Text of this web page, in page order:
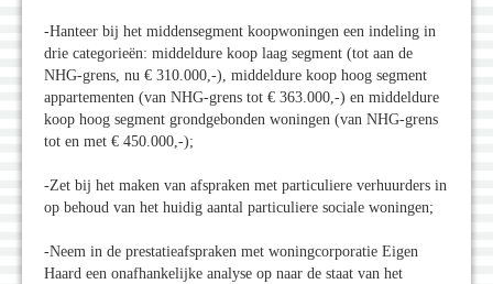
-Hanteer bij het middensegment koopwoningen een indeling in
drie categorieën: middeldure koop laag segment (tot aan de
NHG-grens, nu € 310.000,-), middeldure koop hoog segment
appartementen (van NHG-grens tot € 363.000,-) en middeldure
koop hoog segment grondgebonden woningen (van NHG-grens
tot en met € 450.000,-);
-Zet bij het maken van afspraken met particuliere verhuurders in
op behoud van het huidig aantal particuliere sociale woningen;
-Neem in de prestatieafspraken met woningcorporatie Eigen
Haard een onafhankelijke analyse op naar de staat van het